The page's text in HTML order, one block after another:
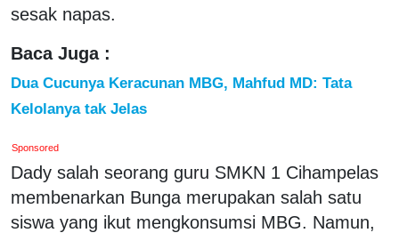
sesak napas.
Baca Juga :
Dua Cucunya Keracunan MBG, Mahfud MD: Tata
Kelolanya tak Jelas
Sponsored
Dady salah seorang guru SMKN 1 Cihampelas
membenarkan Bunga merupakan salah satu
siswa yang ikut mengkonsumsi MBG. Namun,